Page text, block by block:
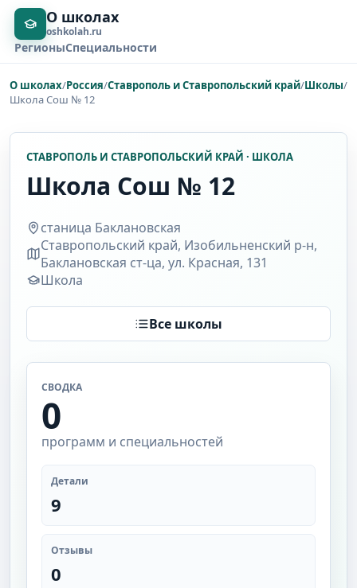
О школах
oshkolah.ru
РегионыСпециальности
О школах/Россия/Ставрополь и Ставропольский край/Школы/
Школа Сош № 12
СТАВРОПОЛЬ И СТАВРОПОЛЬСКИЙ КРАЙ · ШКОЛА
Школа Сош № 12
станица Баклановская
Ставропольский край, Изобильненский р-н,
Баклановская ст-ца, ул. Красная, 131
Школа
Все школы
СВОДКА
0
программ и специальностей
Детали
9
Отзывы
0